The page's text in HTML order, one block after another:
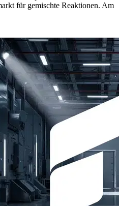
für gemischte Reaktionen. Am